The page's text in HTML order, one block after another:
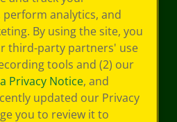
analytics, and
By using the site, you
third-party partners' use
tools and (2) our
Privacy Notice, and
updated our Privacy
you to review it to